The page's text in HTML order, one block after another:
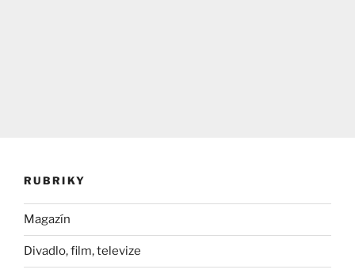
RUBRIKY
Magazín
Divadlo, film, televize